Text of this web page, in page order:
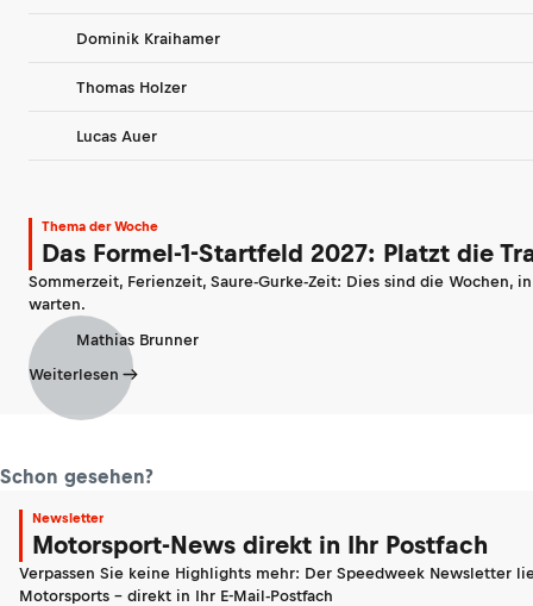
Dominik Kraihamer
Thomas Holzer
Lucas Auer
Thema der Woche
Das Formel-1-Startfeld 2027: Platzt die
Sommerzeit, Ferienzeit, Saure-Gurke-Zeit: Dies sind die
warten.
Mathias Brunner
Weiterlesen
Schon gesehen?
Newsletter
Motorsport-News direkt in Ihr Postfach
Verpassen Sie keine Highlights mehr: Der Speedweek Newsletter
Motorsports - direkt in Ihr E-Mail-Postfach